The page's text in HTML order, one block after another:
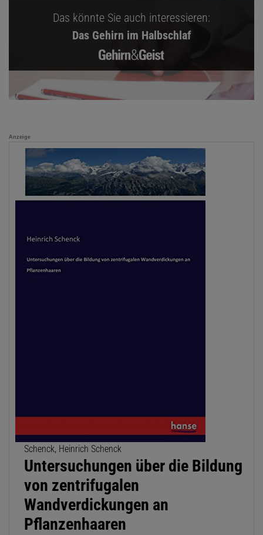
Das könnte Sie auch interessieren:
Das Gehirn im Halbschlaf
Anzeige
Schenck, Heinrich Schenck
Untersuchungen über die Bildung
von zentrifugalen
Wandverdickungen an
Pflanzenhaaren